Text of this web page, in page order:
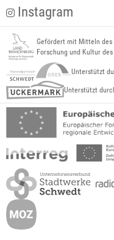
Instagram
Gefördert mit Mitteln
Forschung und Kultur
Unterstützt
Unterstützt